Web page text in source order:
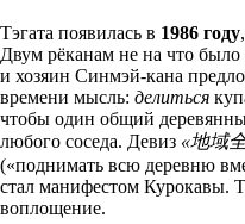
Тэгата появилась в 1986 году
Двум рёканам не на что было
и хозяин Синмэй-кана
времени мысль: делиться
чтобы один общий
любого соседа. Девиз «地域
(«поднимать всю деревню
стал манифестом Курокавы.
воплощение.